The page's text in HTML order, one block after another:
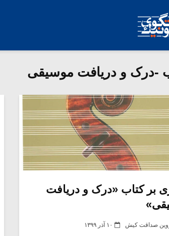
-درک و دریافت موسیقی
بر کتاب «درک و دریافت
صداقت کیش ۱۰ آذر ۱۳۹۹